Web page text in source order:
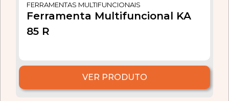
FERRAMENTAS MULTIFUNCIONAIS
Ferramenta Multifuncional KA
85 R
VER PRODUTO